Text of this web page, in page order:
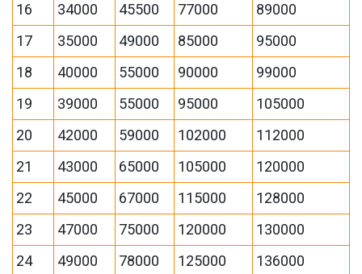
16
34000 45500 77000
89000
17
35000 49000 85000
95000
18
40000 55000 90000
99000
19
39000 55000 95000
105000
20
42000 59000 102000
112000
21
43000 65000 105000
120000
22
45000 67000 115000
128000
23
47000 75000 120000
130000
24
49000 78000 125000
136000